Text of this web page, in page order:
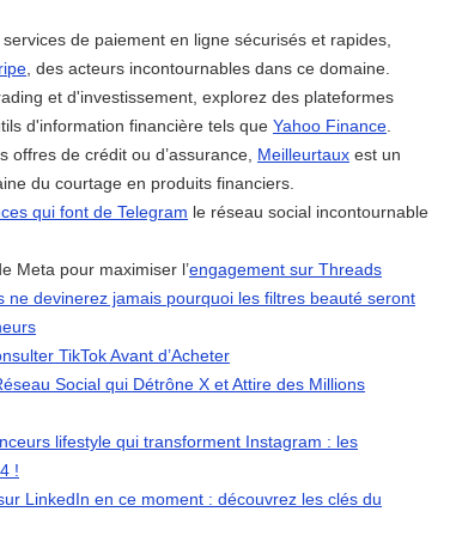
de paiement en ligne sécurisés et rapides,
, des acteurs incontournables dans ce domaine.
et d'investissement, explorez des plateformes
d'information financière tels que Yahoo Finance.
offres de crédit ou d’assurance, Meilleurtaux est un
du courtage en produits financiers.
qui font de Telegram le réseau social incontournable
Meta pour maximiser l’engagement sur Threads
ne devinerez jamais pourquoi les filtres beauté seront
TikTok Avant d’Acheter
Social qui Détrône X et Attire des Millions
lifestyle qui transforment Instagram : les
!
LinkedIn en ce moment : découvrez les clés du